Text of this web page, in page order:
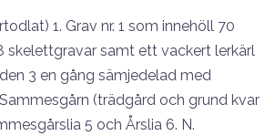
1. Grav nr. 1 som innehöll 70
skelettgravar samt ett vackert lerkärl
3 en gång sämjedelad med
(trädgård och grund kvar
5 och Årslia 6. N.